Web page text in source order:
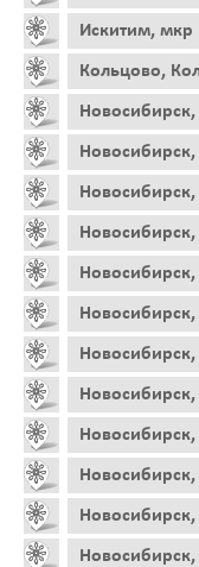
Искитим,
Кольцово,